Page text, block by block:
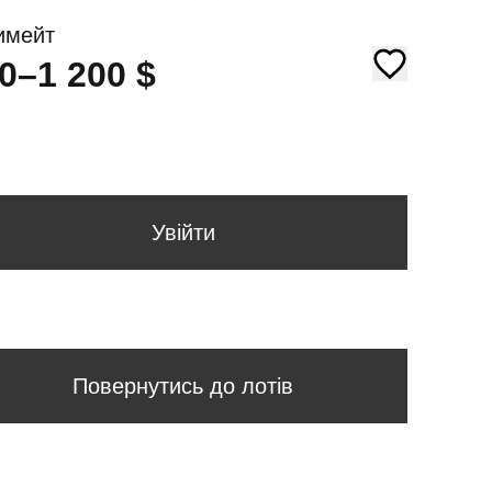
200 $
Увійти
Повернутись до лотів